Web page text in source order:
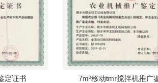
定证书 7m³移动tmr搅拌机推广